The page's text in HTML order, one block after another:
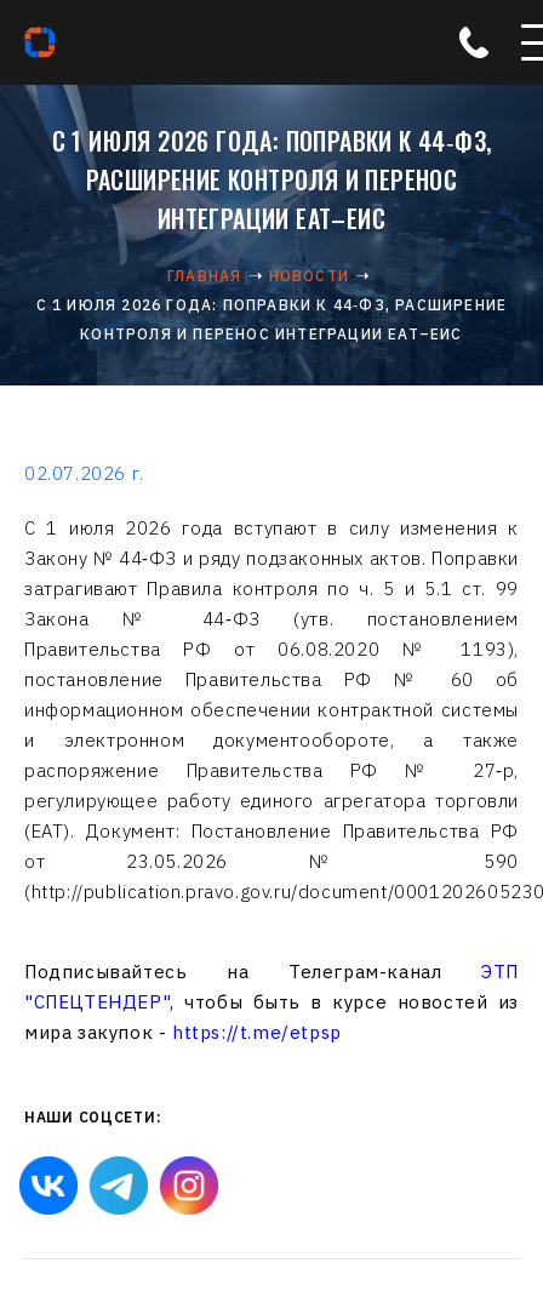
С 1 ИЮЛЯ 2026 ГОДА: ПОПРАВКИ К 44‑ФЗ,
РАСШИРЕНИЕ КОНТРОЛЯ И ПЕРЕНОС
ИНТЕГРАЦИИ ЕАТ–ЕИС
ГЛАВНАЯ
НОВОСТИ
С 1 ИЮЛЯ 2026 ГОДА: ПОПРАВКИ К 44‑ФЗ, РАСШИРЕНИЕ
КОНТРОЛЯ И ПЕРЕНОС ИНТЕГРАЦИИ ЕАТ–ЕИС
02.07.2026 г.
С 1 июля 2026 года вступают в силу изменения к
Закону № 44‑ФЗ и ряду подзаконных актов. Поправки
затрагивают Правила контроля по ч. 5 и 5.1 ст. 99
Закона № 44‑ФЗ (утв. постановлением
Правительства РФ от 06.08.2020 № 1193),
постановление Правительства РФ № 60 об
информационном обеспечении контрактной системы
и электронном документообороте, а также
распоряжение Правительства РФ № 27‑р,
регулирующее работу единого агрегатора торговли
(ЕАТ). Документ: Постановление Правительства РФ
от 23.05.2026 № 590
(http://publication.pravo.gov.ru/document/
Подписывайтесь на Телеграм-каналЭТП
"СПЕЦТЕНДЕР", чтобы быть в курсе новостей из
мира закупок - https://t.me/etpsp
НАШИ СОЦСЕТИ: